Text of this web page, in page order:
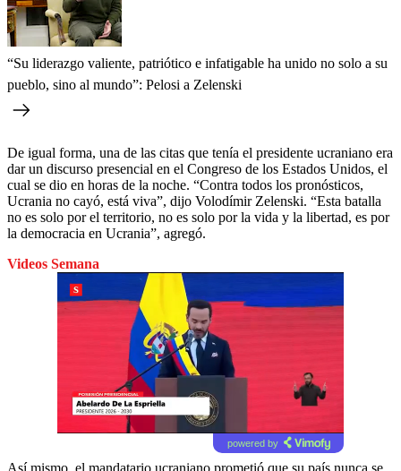
“Su liderazgo valiente, patriótico e infatigable ha unido no solo a su
pueblo, sino al mundo”: Pelosi a Zelenski
De igual forma, una de las citas que tenía el presidente ucraniano era
dar un discurso presencial en el Congreso de los Estados Unidos, el
cual se dio en horas de la noche. “Contra todos los pronósticos,
Ucrania no cayó, está viva”, dijo Volodímir Zelenski. “Esta batalla
no es solo por el territorio, no es solo por la vida y la libertad, es por
la democracia en Ucrania”, agregó.
Videos Semana
powered by
Así mismo, el mandatario ucraniano prometió que su país nunca se